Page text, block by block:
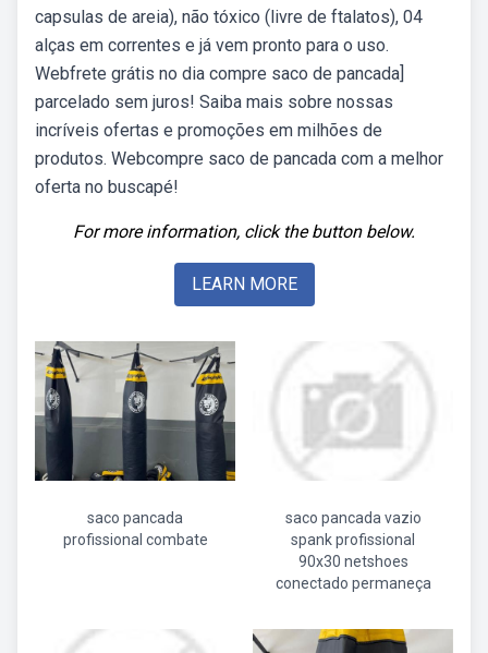
capsulas de areia), não tóxico (livre de ftalatos), 04
alças em correntes e já vem pronto para o uso.
Webfrete grátis no dia compre saco de pancada]
parcelado sem juros! Saiba mais sobre nossas
incríveis ofertas e promoções em milhões de
produtos. Webcompre saco de pancada com a melhor
oferta no buscapé!
For more information, click the button below.
LEARN MORE
saco pancada
profissional combate
saco pancada vazio
spank profissional
90x30 netshoes
conectado permaneça